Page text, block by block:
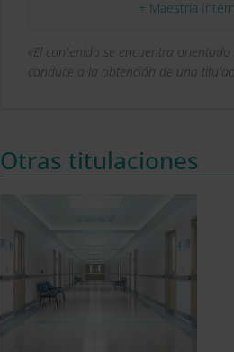
+ Maestría
«El contenido se encuentra
conduce a la obtención de una
Otras titulaciones